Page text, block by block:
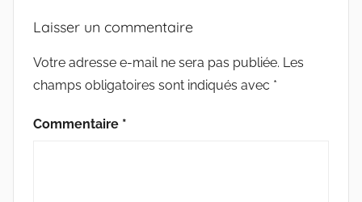
Laisser un commentaire
Votre adresse e-mail ne sera pas publiée. Les
champs obligatoires sont indiqués avec *
Commentaire *